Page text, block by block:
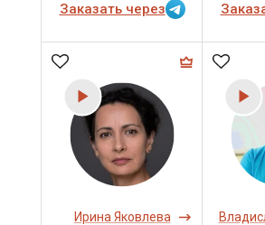
Заказать через
Ирина Яковлева